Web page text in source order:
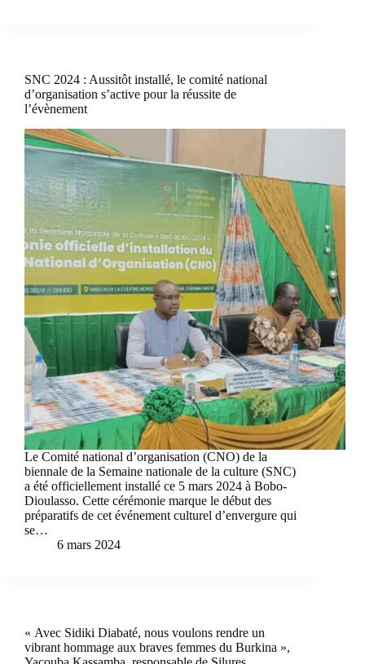
SNC 2024 : Aussitôt installé, le comité national
d’organisation s’active pour la réussite de
l’évènement
Le Comité national d’organisation (CNO) de la
biennale de la Semaine nationale de la culture (SNC)
a été officiellement installé ce 5 mars 2024 à Bobo-
Dioulasso. Cette cérémonie marque le début des
préparatifs de cet événement culturel d’envergure qui
se…
6 mars 2024
« Avec Sidiki Diabaté, nous voulons rendre un
vibrant hommage aux braves femmes du Burkina »,